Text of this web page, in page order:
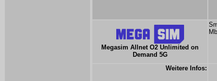
Megasim Allnet O2 Unlimited on
Demand 5G
Weitere Infos: